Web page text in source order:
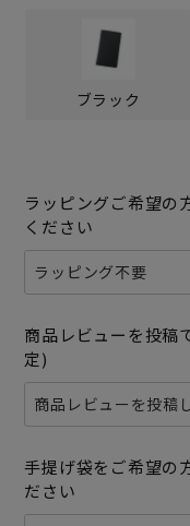
ブラック
ラッピングご希望の
ください
商品レビューを投稿
定)
手提げ袋をご希望の
ださい